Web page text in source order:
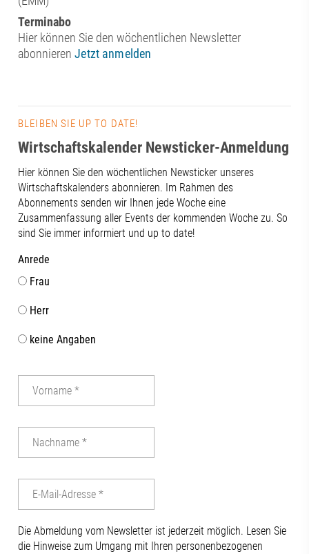
Terminabo
Hier können Sie den wöchentlichen Newsletter
abonnierenJetzt anmelden
BLEIBEN SIE UP TO DATE!
Wirtschaftskalender Newsticker-Anmeldung
Hier können Sie den wöchentlichen Newsticker unseres
Wirtschaftskalenders abonnieren. Im Rahmen des
Abonnements senden wir Ihnen jede Woche eine
Zusammenfassung aller Events der kommenden Woche zu. So
sind Sie immer informiert und up to date!
Anrede
Frau
Herr
keine Angaben
Die Abmeldung vom Newsletter ist jederzeit möglich. Lesen Sie
die Hinweise zum Umgang mit Ihren personenbezogenen